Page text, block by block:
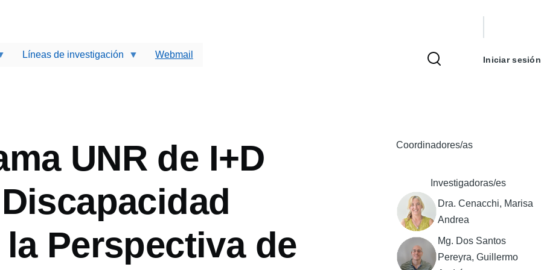
Líneas de investigación Webmail Iniciar sesión
UNR de I+D
Perspectiva de
Coordinadores/as
Investigadoras/es
Dra. Cenacchi, Marisa
Andrea
Mg. Dos Santos
Pereyra, Guillermo